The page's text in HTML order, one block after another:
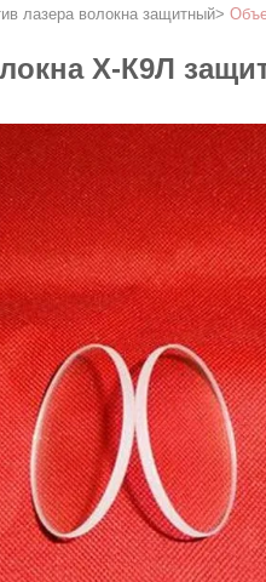
лазера волокна защитный>
Х-К9Л